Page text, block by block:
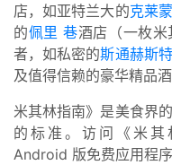
店，如亚特兰大的克莱蒙
的佩里 巷酒店（一枚
者，如私密的斯通赫斯
及值得信赖的豪华精品
米其林指南》是美食界
的标准。访问《米
Android 版免费应用程